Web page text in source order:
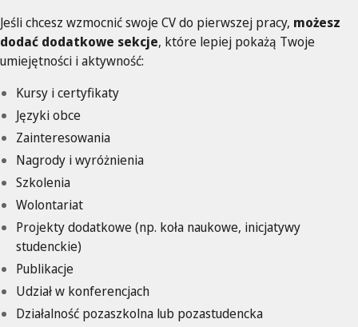
Jeśli chcesz wzmocnić swoje CV do pierwszej pracy, możesz
dodać dodatkowe sekcje, które lepiej pokażą Twoje
umiejętności i aktywność:
Kursy i certyfikaty
Języki obce
Zainteresowania
Nagrody i wyróżnienia
Szkolenia
Wolontariat
Projekty dodatkowe (np. koła naukowe, inicjatywy
studenckie)
Publikacje
Udział w konferencjach
Działalność pozaszkolna lub pozastudencka